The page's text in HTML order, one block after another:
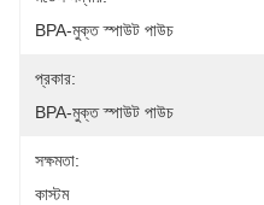
BPA-মুক্ত স্পাউট পাউচ
প্রকার:
BPA-মুক্ত স্পাউট পাউচ
সক্ষমতা:
কাস্টম